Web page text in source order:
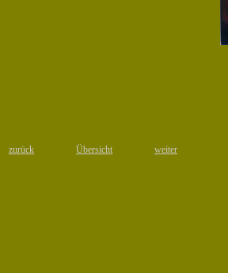
zurück Übersicht weiter